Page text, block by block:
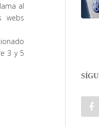
al
webs
3 y 5